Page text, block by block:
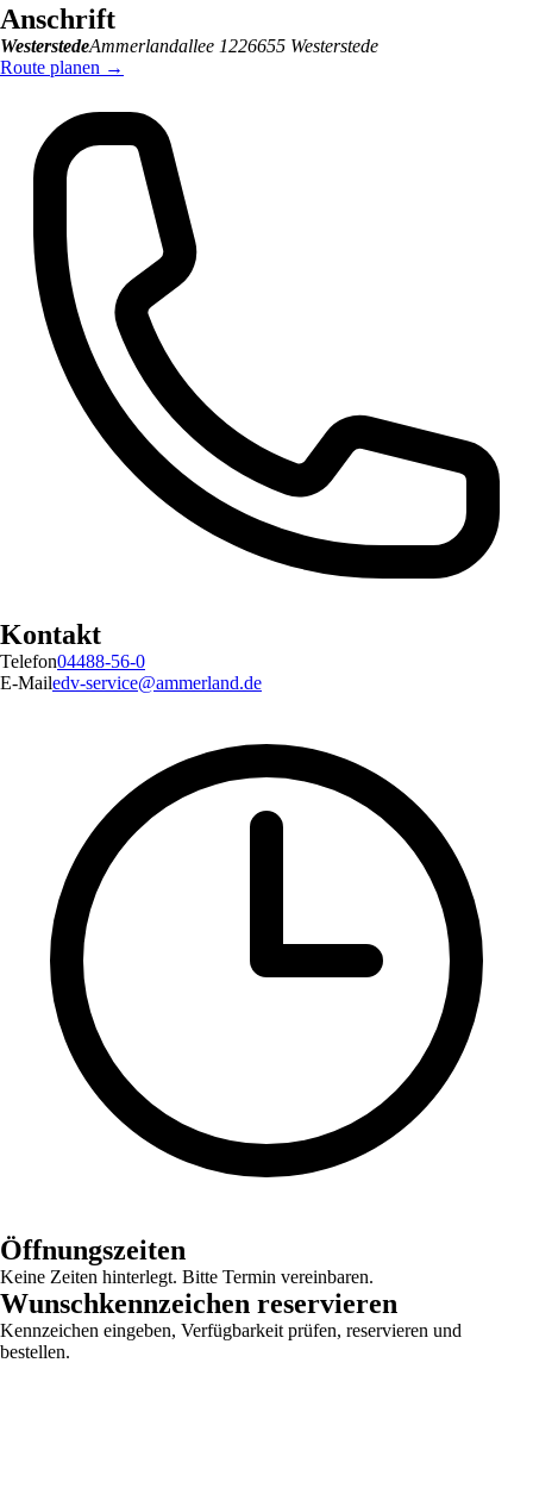
Anschrift
WesterstedeAmmerlandallee 1226655 Westerstede
Route planen →
Kontakt
Telefon04488-56-0
E-Mailedv-service@ammerland.de
Öffnungszeiten
Keine Zeiten hinterlegt. Bitte Termin vereinbaren.
Wunschkennzeichen reservieren
Kennzeichen eingeben, Verfügbarkeit prüfen, reservieren und
bestellen.